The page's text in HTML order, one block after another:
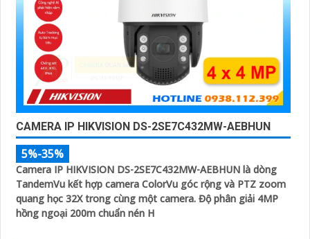
CAMERA IP HIKVISION DS-2SE7C432MW-AEBHUN
5%-35%
Camera IP HIKVISION DS-2SE7C432MW-AEBHUN là dòng
TandemVu kết hợp camera ColorVu góc rộng và PTZ zoom
quang học 32X trong cùng một camera. Độ phân giải 4MP
hồng ngoại 200m chuẩn nén H